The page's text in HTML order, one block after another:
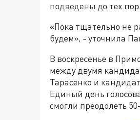
подведены до тех
«Пока тщательно не
будем», - уточнила
В воскресенье в
между двумя
Тарасенко и
Единый день
смогли преодолеть